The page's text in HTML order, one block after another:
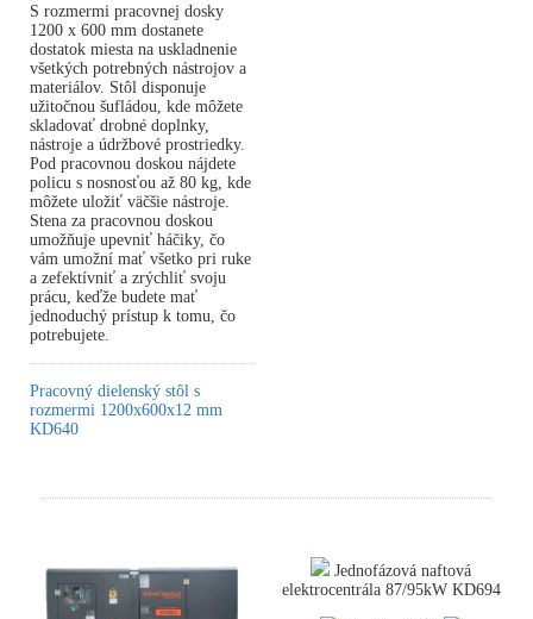
S rozmermi pracovnej dosky
1200 x 600 mm dostanete
dostatok miesta na uskladnenie
všetkých potrebných nástrojov a
materiálov. Stôl disponuje
užitočnou šufládou, kde môžete
skladovať drobné doplnky,
nástroje a údržbové prostriedky.
Pod pracovnou doskou nájdete
policu s nosnosťou až 80 kg, kde
môžete uložiť väčšie nástroje.
Stena za pracovnou doskou
umožňuje upevniť háčiky, čo
vám umožní mať všetko pri ruke
a zefektívniť a zrýchliť svoju
prácu, keďže budete mať
jednoduchý prístup k tomu, čo
potrebujete.
Pracovný dielenský stôl s
rozmermi 1200x600x12 mm
KD640
Jednofázová naftová
elektrocentrála 87/95kW KD694